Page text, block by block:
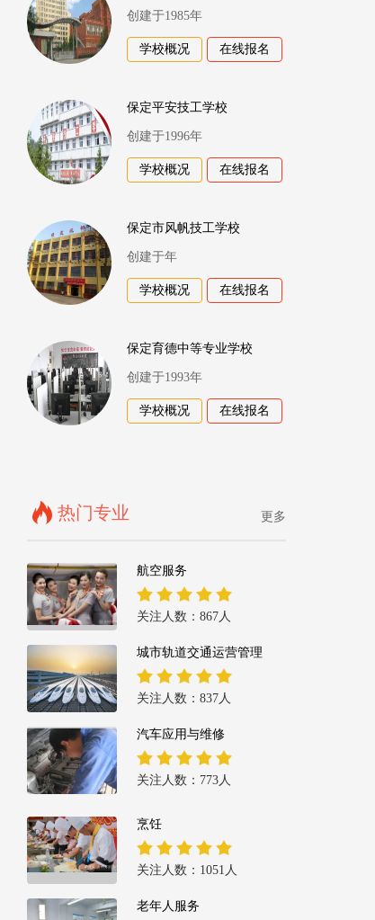
创建于1985年
学校概况 在线报名
保定平安技工学校
创建于1996年
学校概况 在线报名
保定市风帆技工学校
创建于年
学校概况 在线报名
保定育德中等专业学校
创建于1993年
学校概况 在线报名
热门专业 更多
航空服务
关注人数：867人
城市轨道交通运营管理
关注人数：837人
汽车应用与维修
关注人数：773人
烹饪
关注人数：1051人
老年人服务